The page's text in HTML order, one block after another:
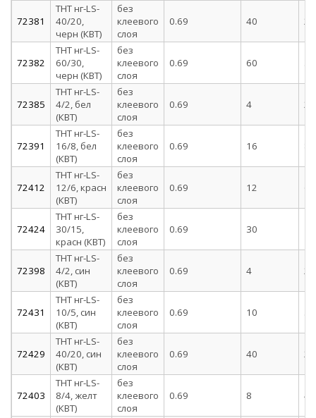
72381
ТНТ нг-LS-
40/20,
черн (КВТ)
без
клеевого
слоя
0.69 40 20
72382
ТНТ нг-LS-
60/30,
черн (КВТ)
без
клеевого
слоя
0.69 60
72385
ТНТ нг-LS-
4/2, бел
(КВТ)
без
клеевого
слоя
0.69 4 2
72391
ТНТ нг-LS-
16/8, бел
(КВТ)
без
клеевого
слоя
0.69 16
72412
ТНТ нг-LS-
12/6, красн
(КВТ)
без
клеевого
слоя
0.69 12
72424
ТНТ нг-LS-
30/15,
красн (КВТ)
без
клеевого
слоя
0.69 30
72398
ТНТ нг-LS-
4/2, син
(КВТ)
без
клеевого
слоя
0.69 4 2
72431
ТНТ нг-LS-
10/5, син
(КВТ)
без
клеевого
слоя
0.69 10
72429
ТНТ нг-LS-
40/20, син
(КВТ)
без
клеевого
слоя
0.69 40 20
72403
ТНТ нг-LS-
8/4, желт
(КВТ)
без
клеевого
слоя
0.69 8 4